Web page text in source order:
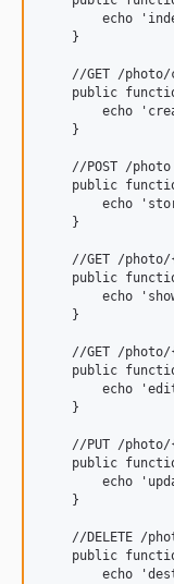
echo
    }
//GET /photo/
public
echo
    }
//POST /photo
public
echo
    }
//GET /photo/
public
echo
    }
//GET /photo/
public
echo
    }
//PUT /photo/
public
echo
    }
//DELETE /
public
echo